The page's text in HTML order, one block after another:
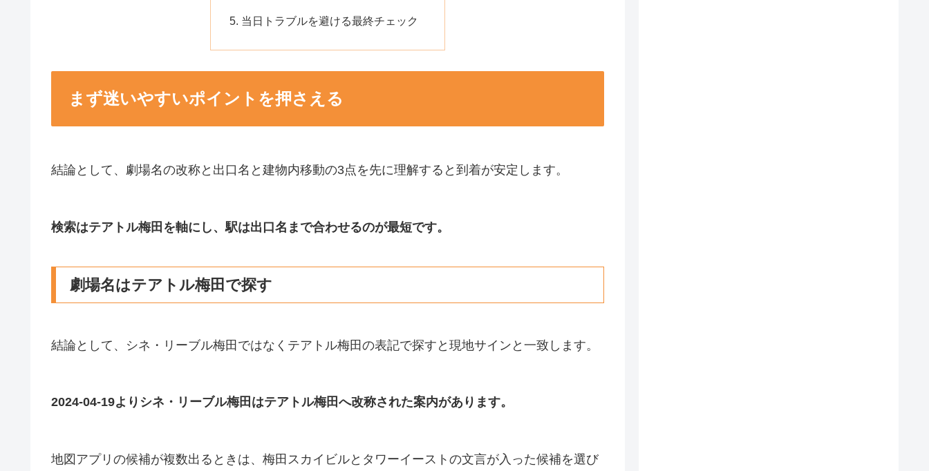
当日トラブルを避ける最終チェック
まず迷いやすいポイントを押さえる
結論として、劇場名の改称と出口名と建物内移動の3点を先に理解すると到着が安定します。
検索はテアトル梅田を軸にし、駅は出口名まで合わせるのが最短です。
劇場名はテアトル梅田で探す
結論として、シネ・リーブル梅田ではなくテアトル梅田の表記で探すと現地サインと一致します。
2024-04-19よりシネ・リーブル梅田はテアトル梅田へ改称された案内があります。
地図アプリの候補が複数出るときは、梅田スカイビルとタワーイーストの文言が入った候補を選び